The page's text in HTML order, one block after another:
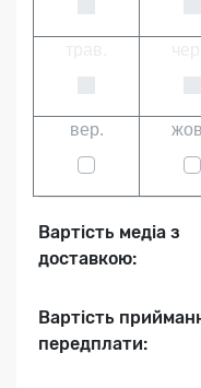
вер.
Вартість медіа з
доставкою:
Вартість
передплати: